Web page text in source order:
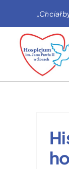
zawartości